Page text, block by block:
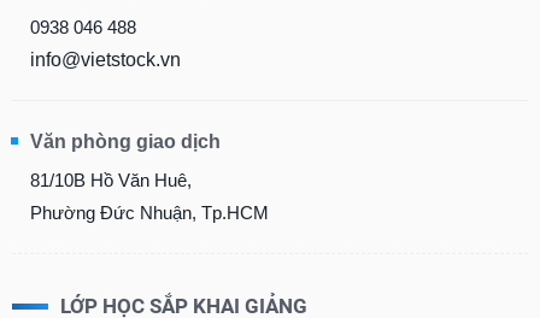
0938 046 488
info@vietstock.vn
Văn phòng giao dịch
81/10B Hồ Văn Huê,
Phường Đức Nhuận, Tp.HCM
LỚP HỌC SẮP KHAI GIẢNG